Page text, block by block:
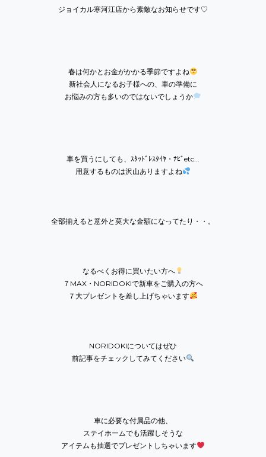
ジョイカル寒河江店から素敵なお知らせです♡
春は何かとお金がかかる季節ですよね
新社会人になるお子様への、車の準備に
お悩みの方も多いのではないでしょうか
車を買うにしても、ｽﾀｯﾄﾞﾚｽﾀｲﾔ・ﾅﾋﾞetc...
用意するものは沢山ありますよね
全部揃えると意外と莫大な金額になってたり・・。
なるべくお得に買いたい方へ
７MAX・NORIDOKIで新車をご購入の方へ
７大プレゼントを差し上げちゃいます
NORIDOKIについてはぜひ
前記事をチェックしてみてください
車に必要な付属品の他、
ステイホームでも活躍しそうな
アイテムも抽選でプレゼントしちゃいます